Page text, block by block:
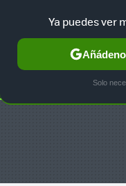
SELECCIÓN GAMING
Ya puedes ver
Solo